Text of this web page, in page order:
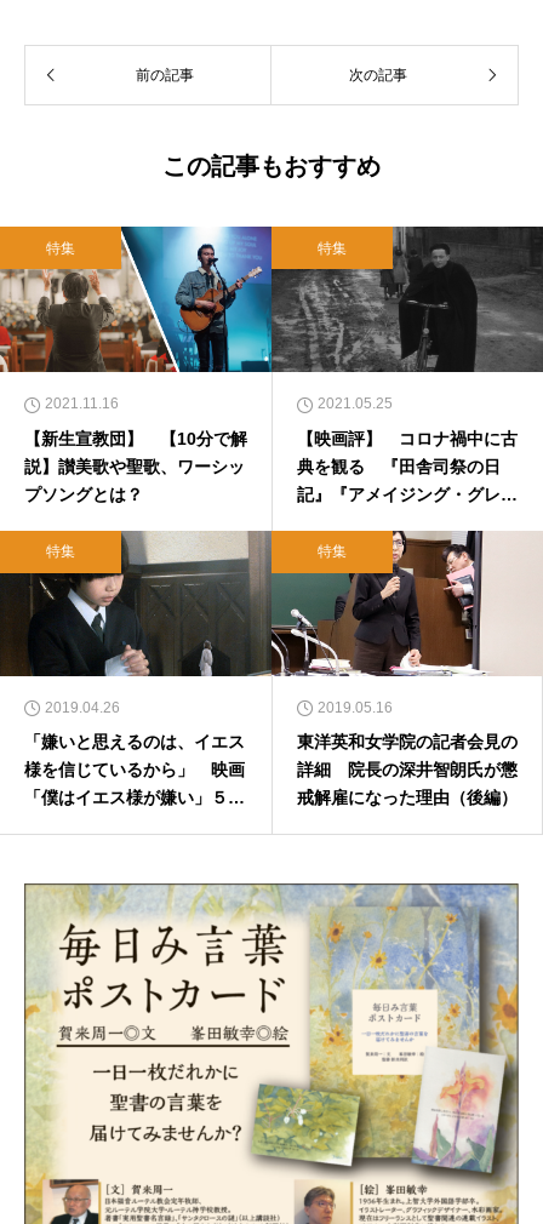
前の記事 次の記事
この記事もおすすめ
特集
2021.11.16
【新生宣教団】 【10分で解
説】讃美歌や聖歌、ワーシッ
プソングとは？
特集
2021.05.25
【映画評】 コロナ禍中に古
典を観る 『田舎司祭の日
記』『アメイジング・グレイ
「ジャン＝ポール・ベルモン
ド傑作選２」「カトリーヌ・
スパーク特集上映」
特集
2019.04.26
「嫌いと思えるのは、イエス
様を信じているから」 映画
「僕はイエス様が嫌い」５月
特集
2019.05.16
東洋英和女学院の記者会見の
詳細 院長の深井智朗氏が懲
戒解雇になった理由（後編）